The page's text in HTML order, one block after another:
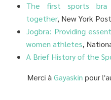
The first sports bra
together, New York Post
Jogbra: Providing
women athletes,
A Brief History of the
Merci àGayaskin pour